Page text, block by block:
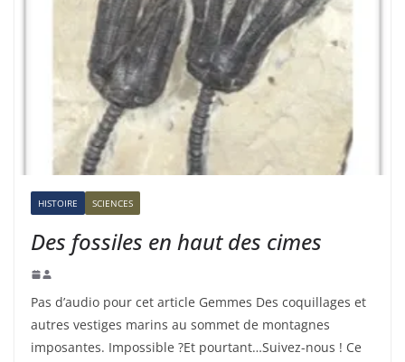
HISTOIRE SCIENCES
Des fossiles en haut des cimes
Pas d’audio pour cet article Gemmes Des coquillages et
autres vestiges marins au sommet de montagnes
imposantes. Impossible ?Et pourtant…Suivez-nous ! Ce